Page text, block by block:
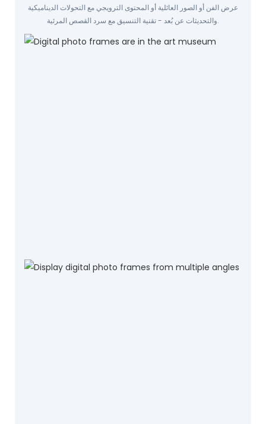
عرض الفن أو الصور العائلية أو المحتوى الترويجي مع التحولات الديناميكية
والتحديثات عن بُعد - تقنية التنسيق مع سرد القصص المرئية.